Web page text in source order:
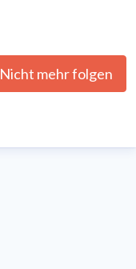
Nicht mehr folgen